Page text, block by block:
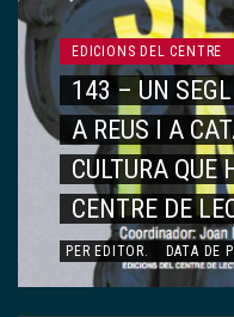
EDICIONS DEL CENTRE
142 – VIATGE
LECTURA
PER EDITOR. DATA DE